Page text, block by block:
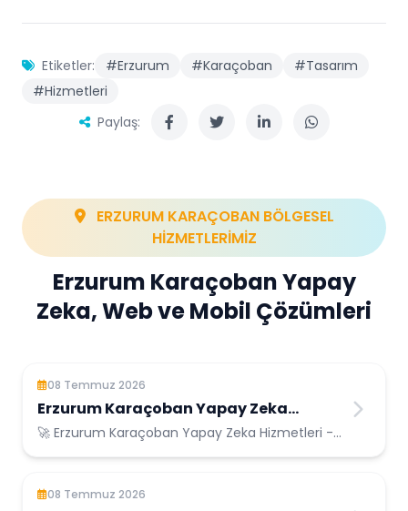
Etiketler: #Erzurum #Karaçoban
#Tasarım
#Hizmetleri
Paylaş:
ERZURUM KARAÇOBAN BÖLGESEL
HİZMETLERİMİZ
Erzurum Karaçoban Yapay
Zeka, Web ve Mobil Çözümleri
08 Temmuz 2026
Erzurum Karaçoban Yapay Zeka
Hizmetleri
🚀 Erzurum Karaçoban Yapay Zeka Hizmetleri -
08 Temmuz 2026